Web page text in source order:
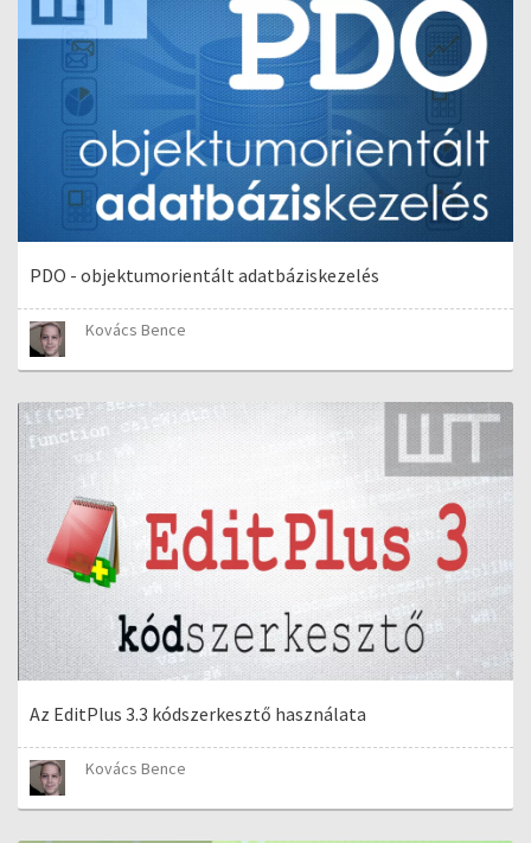
PDO - objektumorientált adatbáziskezelés
Kovács Bence
Az EditPlus 3.3 kódszerkesztő használata
Kovács Bence